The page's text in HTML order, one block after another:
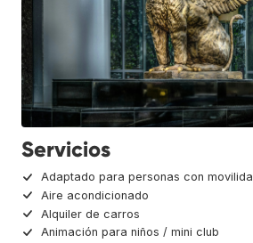
Servicios
Adaptado para personas con
Aire acondicionado
Alquiler de carros
Animación para niños / mini club